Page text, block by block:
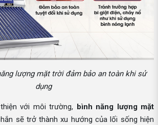
lượng mặt trời đảm bảo an toàn khi sử
dụng
với môi trường,
bình năng lượng mặt
sẽ trở thành xu hướng của lối sống hiện